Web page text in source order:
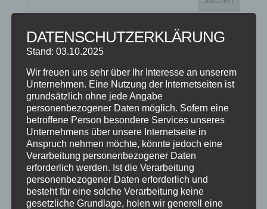
NEUESTE BEITRÄGE
SCHNUPPERTAG 2026
Abschlussball 2026
WEIHNACHTSFERIEN
KATEGORIEN
Kategorien
SCHLAGWÖRTER
2023 2024 Allgäu Anfängerkurs
Boogie
DATENSCHUTZERKLÄRUNG
Stand: 03.10.2025
Wir freuen uns sehr über Ihr Interesse an unserem
Unternehmen. Eine Nutzung der Internetseiten ist
grundsätzlich ohne jede Angabe
personenbezogener Daten möglich. Sofern eine
betroffene Person besondere Services unseres
Unternehmens über unsere Internetseite in
Anspruch nehmen möchte, könnte jedoch eine
Verarbeitung personenbezogener Daten
erforderlich werden. Ist die Verarbeitung
personenbezogener Daten erforderlich und
besteht für eine solche Verarbeitung keine
gesetzliche Grundlage, holen wir generell eine